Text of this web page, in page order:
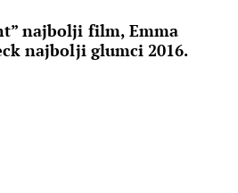
najbolji film, Emma
najbolji glumci 2016.